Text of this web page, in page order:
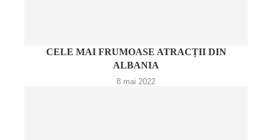
CELE MAI FRUMOASE ATRACȚII DIN
ALBANIA
8 mai 2022